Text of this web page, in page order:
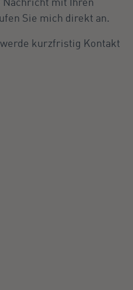
Sie mich direkt an.
kurzfristig Kontakt